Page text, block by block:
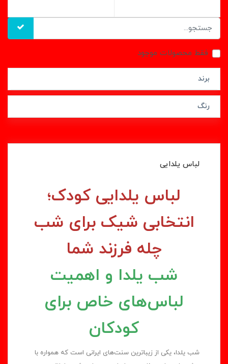
فقط محصولات موجود
برند
رنگ
لباس یلدایی
لباس یلدایی کودک؛
انتخابی شیک برای شب
چله فرزند شما
شب یلدا و اهمیت
لباس‌های خاص برای
کودکان
شب یلدا، یکی از زیباترین سنت‌های ایرانی است که همواره با